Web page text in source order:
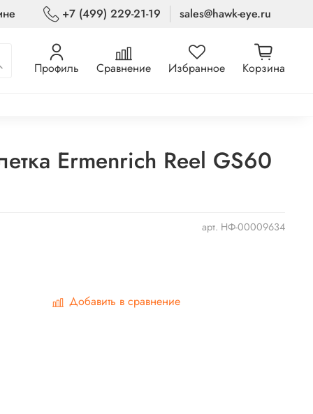
+7 (499) 229-21-19 sales@hawk-eye.ru
Профиль Сравнение Избранное Корзина
арт. НФ-00009634
Ermenrich Reel GS60
Добавить в сравнение